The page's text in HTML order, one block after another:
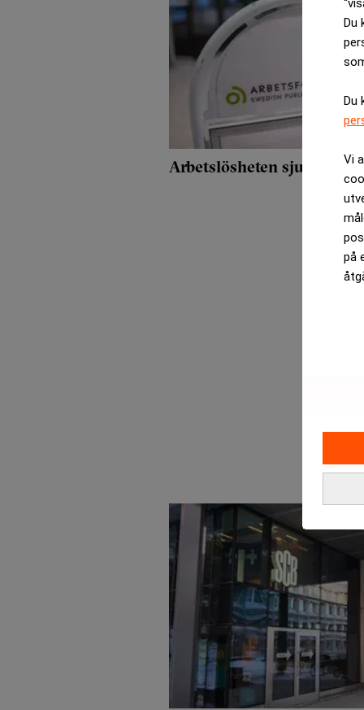
Du
Du
Vi
på
Arbetslösheten sjunker –